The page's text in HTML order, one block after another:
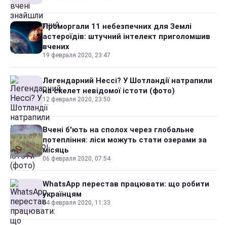
Проморгали 11 небезпечних для Землі
астероїдів: штучний інтелект приголомшив
вчених
19 февраля 2020, 23:47
Легендарний Нессі? У Шотландії натрапили
на скелет невідомої істоти (фото)
12 февраля 2020, 23:50
Вчені б'ють на сполох через глобальне
потепління: ліси можуть стати озерами за
місяць
06 февраля 2020, 07:54
WhatsApp перестав працювати: що робити
українцям
04 февраля 2020, 11:33